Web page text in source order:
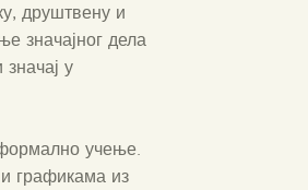
друштвену и
значајног дела
у
учење.
графикама из